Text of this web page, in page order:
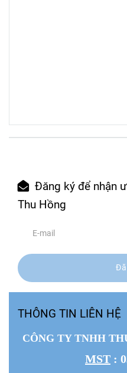
Đăng ký để nhận
Thu Hồng
THÔNG TIN LIÊN HỆ
CÔNG TY TNHH
MST :